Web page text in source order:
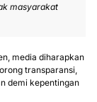
masyarakat
media diharapkan
transparansi,
demi kepentingan